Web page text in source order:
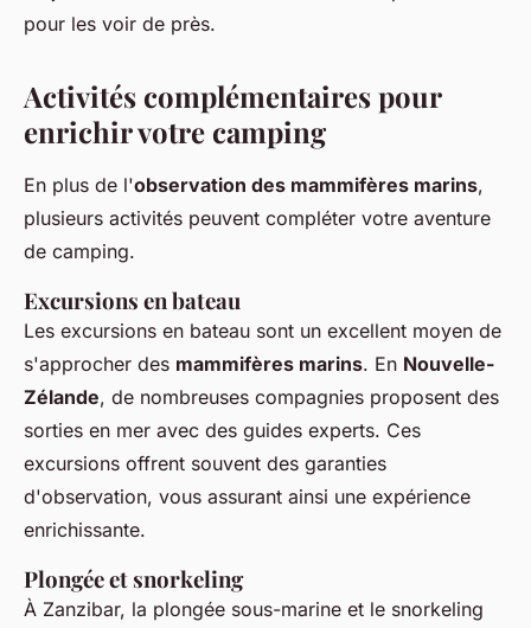
pour les voir de près.
Activités complémentaires pour
enrichir votre camping
En plus de l'observation des mammifères marins,
plusieurs activités peuvent compléter votre aventure
de camping.
Excursions en bateau
Les excursions en bateau sont un excellent moyen de
s'approcher des mammifères marins. En Nouvelle-
Zélande, de nombreuses compagnies proposent des
sorties en mer avec des guides experts. Ces
excursions offrent souvent des garanties
d'observation, vous assurant ainsi une expérience
enrichissante.
Plongée et snorkeling
À Zanzibar, la plongée sous-marine et le snorkeling